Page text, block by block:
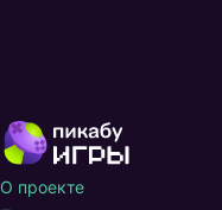
О проекте